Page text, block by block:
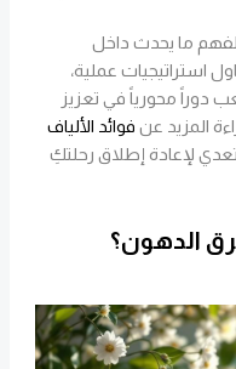
لفهم ما يحدث داخل
استراتيجيات عملية،
دوراً محورياً في تعزيز
المزيد عن فوائد الألياف
لإعادة إطلاق رحلتكِ
الدهون؟